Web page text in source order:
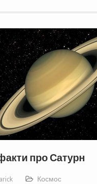
про Сатурн
Космос